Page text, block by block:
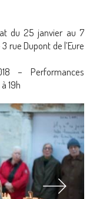
du 25 janvier au 7
rue Dupont de l’Eure
– Performances
19h